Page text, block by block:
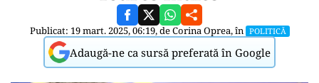
Publicat: 19 mart. 2025, 06:19, deCorina Oprea, în POLITICĂ
Adaugă-ne ca sursă preferată în Google